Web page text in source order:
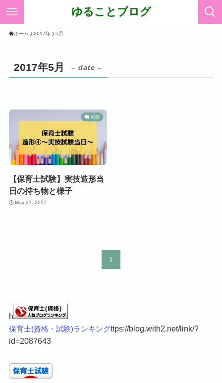
ゆることブログ
ホーム 2017年 5月
2017年5月 – date –
実技
【保育士試験】実技造形当
日の持ち物と様子
May 21, 2017
1
h
保育士(資格・試験)ランキングttps://blog.with2.net/link/?
id=2087643